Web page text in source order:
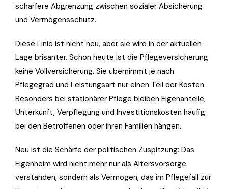
schärfere Abgrenzung zwischen sozialer Absicherung
und Vermögensschutz.
Diese Linie ist nicht neu, aber sie wird in der aktuellen
Lage brisanter. Schon heute ist die Pflegeversicherung
keine Vollversicherung. Sie übernimmt je nach
Pflegegrad und Leistungsart nur einen Teil der Kosten.
Besonders bei stationärer Pflege bleiben Eigenanteile,
Unterkunft, Verpflegung und Investitionskosten häufig
bei den Betroffenen oder ihren Familien hängen.
Neu ist die Schärfe der politischen Zuspitzung: Das
Eigenheim wird nicht mehr nur als Altersvorsorge
verstanden, sondern als Vermögen, das im Pflegefall zur